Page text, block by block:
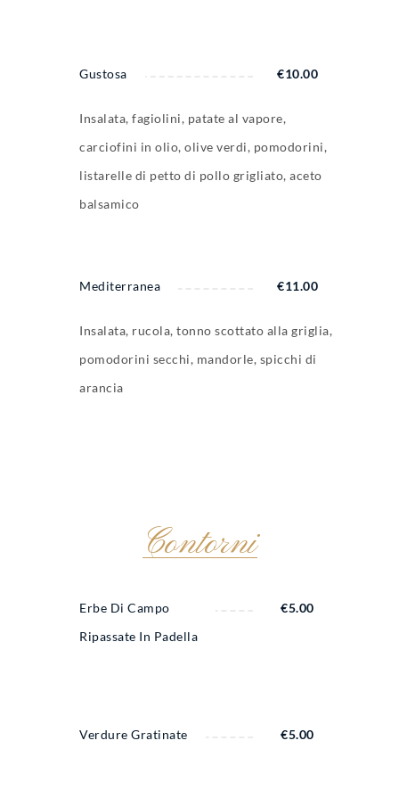
Gustosa €10.00
Insalata, fagiolini, patate al vapore,
carciofini in olio, olive verdi, pomodorini,
listarelle di petto di pollo grigliato, aceto
balsamico
Mediterranea €11.00
Insalata, rucola, tonno scottato alla griglia,
pomodorini secchi, mandorle, spicchi di
arancia
Contorni
Erbe Di Campo
Ripassate In Padella
€5.00
Verdure Gratinate €5.00